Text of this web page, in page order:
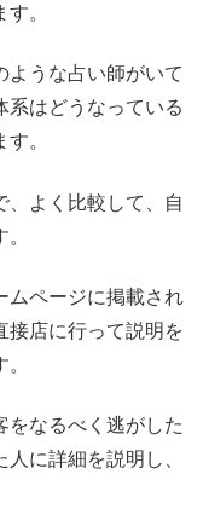
。
ような占い師がいて
系はどうなっている
。
、よく比較して、自
ムページに掲載され
接店に行って説明を
をなるべく逃がした
に詳細を説明し、